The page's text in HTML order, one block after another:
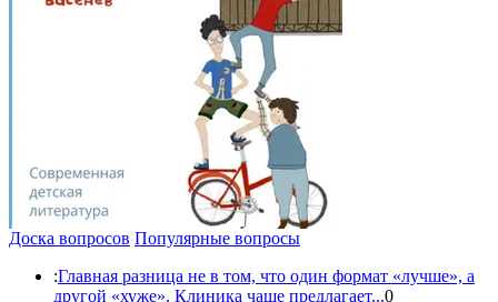
Доска вопросов Популярные вопросы
:Главная разница не в том, что один формат «лучше», а
другой «хуже». Клиника чаще предлагает...0